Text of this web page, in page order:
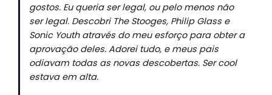
gostos. Eu queria ser legal, ou pelo menos não
ser legal. Descobri The Stooges, Philip Glass e
Sonic Youth através do meu esforço para obter a
aprovação deles. Adorei tudo, e meus pais
odiavam todas as novas descobertas. Ser cool
estava em alta.